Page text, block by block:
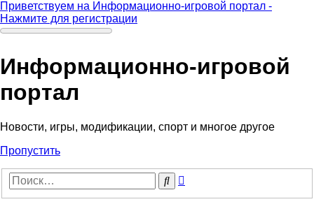
Приветствуем на Информационно-игровой портал -
Нажмите для регистрации
Информационно-игровой
портал
Новости, игры, модификации, спорт и многое другое
Пропустить
Поиск